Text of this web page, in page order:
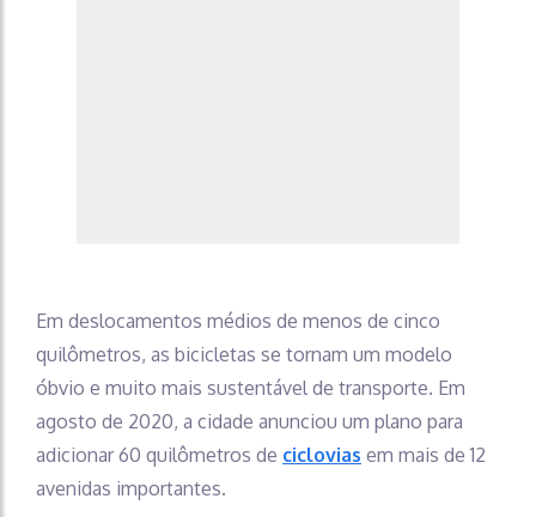
Em deslocamentos médios de menos de cinco
quilômetros, as bicicletas se tornam um modelo
óbvio e muito mais sustentável de transporte. Em
agosto de 2020, a cidade anunciou um plano para
adicionar 60 quilômetros de ciclovias em mais de 12
avenidas importantes.